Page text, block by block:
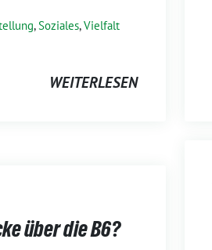
,Soziales,Vielfalt
WEITERLESEN
über die B6?